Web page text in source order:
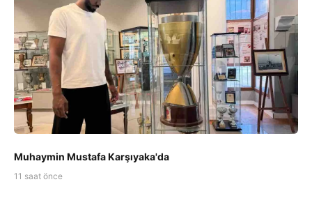
Muhaymin Mustafa Karşıyaka'da
11 saat önce